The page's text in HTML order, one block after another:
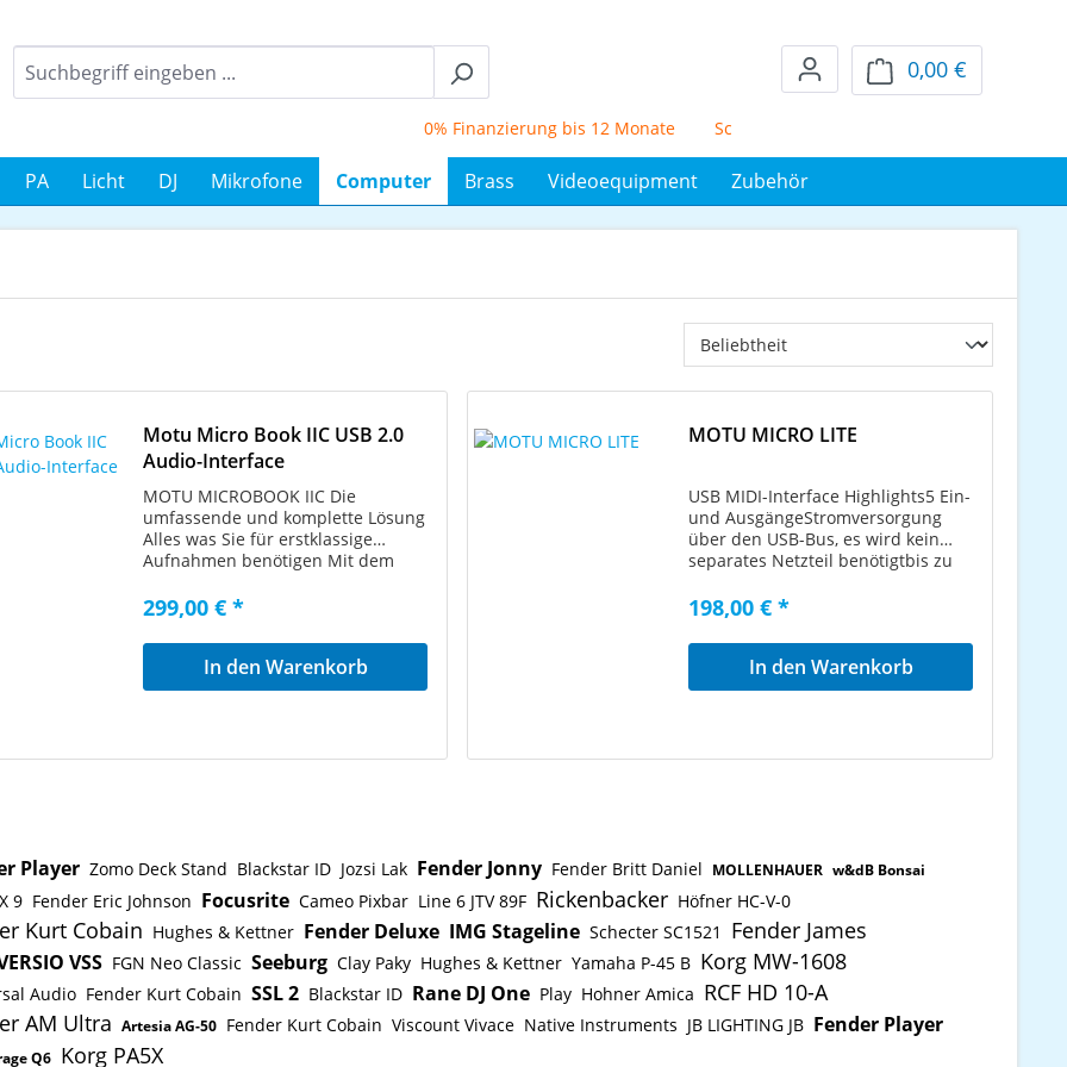
0% Finanzierung bis 12 Monate Schufafreier Mietkauf über 72 Monate
0,00 €
PA Licht DJ Mikrofone Computer Brass Videoequipment Zubehör
Motu Micro Book IIC USB 2.0
Audio-Interface
MOTU MICROBOOK IIC Die
umfassende und komplette Lösung
Alles was Sie für erstklassige
Aufnahmen benötigen Mit dem
gleichzeitig ein Mikrofon, eine
Gitarre und ein Keyboard (oder ein
anderes Gerät mit Linepegel)
aufnehmen. Der
Mikrofonvorverstärker hat einen
und 48-V-Phantomspeisung für
Output Bus-Powered Audio
Interface für Mac und Windows
Testton-Generator"Plug & Play"
High-Speed USB 2.0
Kopfhörerbuchse auf Stereo-
Miniklinke mit unabhängiger
Lautstärkeregelung Mächtige
inklusive FFT-Anzeige, Wasserfall-
Spektrogramm, X-Y-Plot und
299,00 € *
In den Warenkorb
MOTU MICRO LITE
USB MIDI-Interface Highlights5 Ein-
und AusgängeStromversorgung
über den USB-Bus, es wird kein
separates Netzteil benötigtbis zu
Treiber: Mac OS9, Mac OS X,
Windows ME/2000/XP/Vistaultra-
schnelle USB-Verbindung
198,00 € *
In den Warenkorb
Player Zomo Deck Stand Blackstar ID Jozsi Lak Fender Jonny Fender Britt Daniel MOLLENHAUER w&dB Bonsai
9 Fender Eric Johnson Focusrite Cameo Pixbar Line 6 JTV 89F Rickenbacker Höfner HC-V-0
Kurt Cobain Hughes & Kettner Fender Deluxe IMG Stageline Schecter SC1521 Fender James
VSS FGN Neo Classic Seeburg Clay Paky Hughes & Kettner Yamaha P-45 B Korg MW-1608
Audio Fender Kurt Cobain SSL 2 Blackstar ID Rane DJ One Play Hohner Amica RCF HD 10-A
AM Ultra Artesia AG-50 Fender Kurt Cobain Viscount Vivace Native Instruments JB LIGHTING JB Fender Player
Q6 Korg PA5X